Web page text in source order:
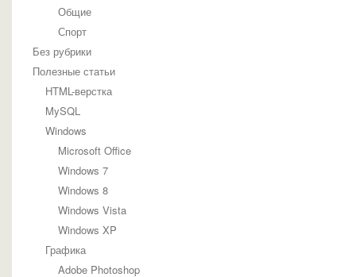
Общие
Спорт
Без рубрики
Полезные статьи
HTML-верстка
MySQL
Windows
Microsoft Office
Windows 7
Windows 8
Windows Vista
Windows XP
Графика
Adobe Photoshop